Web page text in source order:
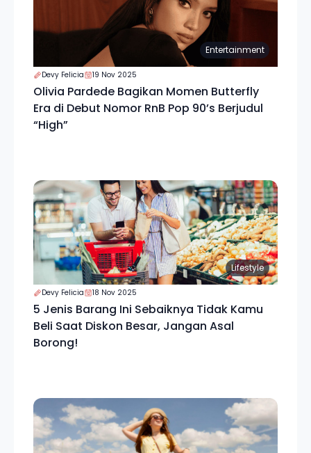
Entertainment
Devy Felicia 19 Nov 2025
Olivia Pardede Bagikan Momen Butterfly
Era di Debut Nomor RnB Pop 90’s Berjudul
“High”
Lifestyle
Devy Felicia 18 Nov 2025
5 Jenis Barang Ini Sebaiknya Tidak Kamu
Beli Saat Diskon Besar, Jangan Asal
Borong!